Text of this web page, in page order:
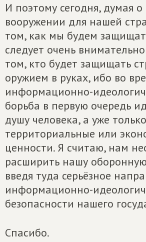
И поэтому сегодня, думая
вооружении для нашей
том, как мы будем
следует очень
том, кто будет защищать
оружием в руках, ибо во
информационно-
борьба в первую очередь
душу человека, а уже
территориальные или
ценности. Я считаю, нам
расширить нашу
введя туда серьёзное
информационно-
безопасности нашего
Спасибо.